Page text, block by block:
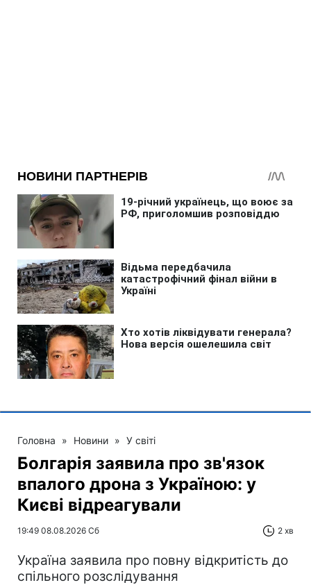
Головна » Новини » У світі
Болгарія заявила про зв'язок
впалого дрона з Україною: у
Києві відреагували
19:49 08.08.2026 Сб 2 хв
Україна заявила про повну відкритість до
спільного розслідування